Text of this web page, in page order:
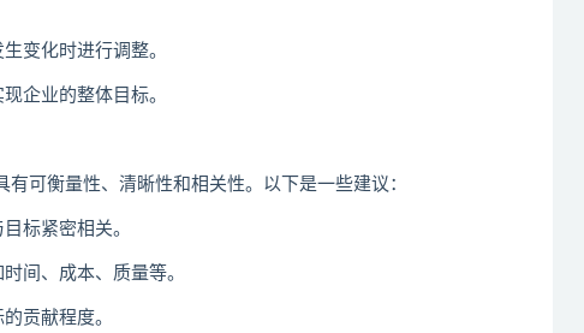
变化时进行调整。
企业的整体目标。
可衡量性、清晰性和相关性。以下是一些建议：
标紧密相关。
间、成本、质量等。
贡献程度。